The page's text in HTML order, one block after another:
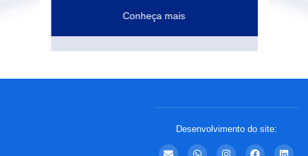
Conheça mais
Desenvolvimento do site: